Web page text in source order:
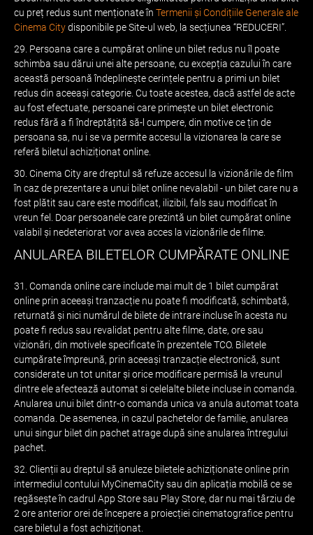
cu preț redus sunt menționate în Termenii și Condițiile Generale ale
Cinema Citydisponibile pe Site-ul web, la secțiunea “REDUCERI”.
29. Persoana care a cumpărat online un bilet redus nu îl poate
schimba sau dărui unei alte persoane, cu excepția cazului în care
această persoană îndeplinește cerințele pentru a primi un bilet
redus din aceeași categorie. Cu toate acestea, dacă astfel de acte
au fost efectuate, persoanei care primește un bilet electronic
redus fără a fi îndreptățită să-l cumpere, din motive ce țin de
persoana sa, nu i se va permite accesul la vizionarea la care se
referă biletul achiziționat online.
30. Cinema City are dreptul să refuze accesul la vizionările de film
în caz de prezentare a unui bilet online nevalabil - un bilet care nu a
fost plătit sau care este modificat, ilizibil, fals sau modificat în
vreun fel. Doar persoanele care prezintă un bilet cumpărat online
valabil și nedeteriorat vor avea acces la vizionările de filme.
ANULAREA BILETELOR CUMPĂRATE ONLINE
31. Comanda online care include mai mult de 1 bilet cumpărat
online prin aceeași tranzacție nu poate fi modificată, schimbată,
returnată și nici numărul de bilete de intrare incluse în acesta nu
poate fi redus sau revalidat pentru alte filme, date, ore sau
vizionări, din motivele specificate în prezentele TCO. Biletele
cumpărate împreună, prin aceeași tranzacție electronică, sunt
considerate un tot unitar și orice modificare permisă la vreunul
dintre ele afectează automat si celelalte bilete incluse in comanda.
Anularea unui bilet dintr-o comanda unica va anula automat toata
comanda. De asemenea, in cazul pachetelor de familie, anularea
unui singur bilet din pachet atrage după sine anularea întregului
pachet.
32. Clienții au dreptul să anuleze biletele achiziționate online prin
intermediul contului MyCinemaCity sau din aplicația mobilă ce se
regăsește în cadrul App Store sau Play Store, dar nu mai târziu de
2 ore anterior orei de începere a proiecției cinematografice pentru
care biletul a fost achiziționat.